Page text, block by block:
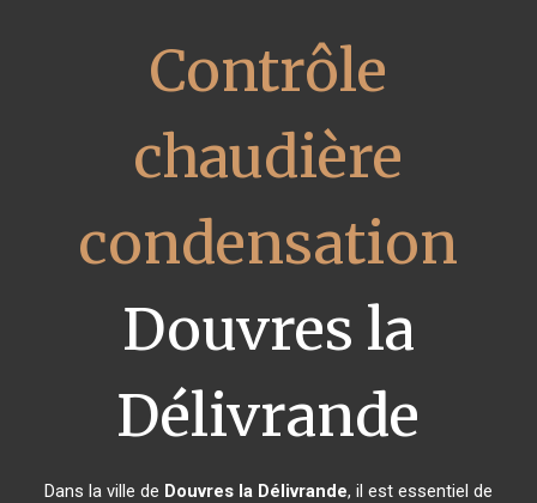
Contrôle
chaudière
condensation
Douvres la
Délivrande
Dans la ville de Douvres la Délivrande, il est essentiel de